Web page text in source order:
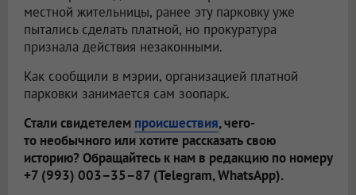
местной жительницы, ранее эту парковку уже
пытались сделать платной, но прокуратура
признала действия незаконными.
Как сообщили в мэрии, организацией платной
парковки занимается сам зоопарк.
Стали свидетелем происшествия, чего-
то необычного или хотите рассказать свою
историю? Обращайтесь к нам в редакцию по номеру
+7 (993) 003–35–87 (Telegram, WhatsApp).